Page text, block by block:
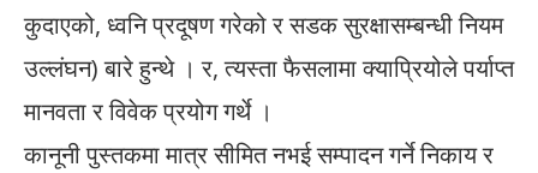
कुदाएको, ध्वनि प्रदूषण गरेको र सडक सुरक्षासम्बन्धी नियम
उल्लंघन) बारे हुन्थे । र, त्यस्ता फैसलामा क्याप्रियोले पर्याप्त
मानवता र विवेक प्रयोग गर्थे ।
कानूनी पुस्तकमा मात्र सीमित नभई सम्पादन गर्ने निकाय र